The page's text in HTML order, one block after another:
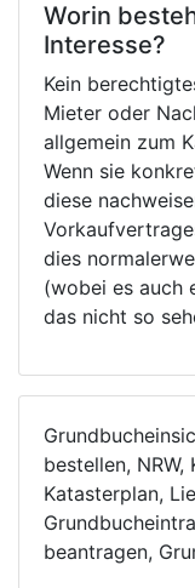
Worin
Interesse?
Kein
Mieter oder
allgemein zum
Wenn sie
diese
dies
(wobei es auch
das nicht so
bestellen, NRW,
Katasterplan,
beantragen,